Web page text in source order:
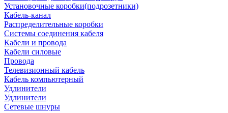
Установочные коробки(подрозетники)
Кабель-канал
Распределительные коробки
Системы соединения кабеля
Кабели и провода
Кабели силовые
Провода
Телевизионный кабель
Кабель компьютерный
Удлинители
Удлинители
Сетевые шнуры